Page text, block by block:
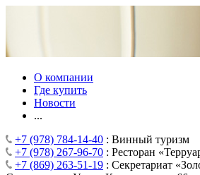
О компании
Где купить
Новости
...
+7 (978) 784-14-40 : Винный туризм
+7 (978) 267-96-70 : Ресторан
+7 (869) 263-51-19 : Секретариат